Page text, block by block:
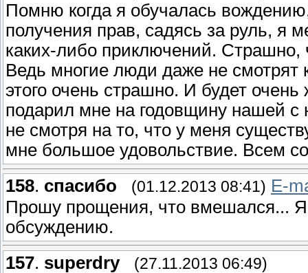
Помню когда я обучалась
получения прав, садясь за руль, я
каких-либо приключений. Страшно,
Ведь многие люди даже не смотрят
этого очень страшно. И будет
подарил мне на годовщину нашей
не смотря на то, что у меня
мне большое удовольствие. Всем
158. спасибо (01.12.2013 08:41) E-
Прошу прощения, что вмешался...
обсуждению.
157. superdry (27.11.2013 06:49)